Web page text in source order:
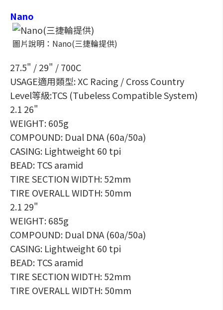
Nano
圖片說明：Nano(三捷輪提供)
27.5" / 29" / 700C
USAGE適用類型: XC Racing / Cross Country
Level等級:TCS (Tubeless Compatible System)
2.1 26"
WEIGHT: 605g
COMPOUND: Dual DNA (60a/50a)
CASING: Lightweight 60 tpi
BEAD: TCS aramid
TIRE SECTION WIDTH: 52mm
TIRE OVERALL WIDTH: 50mm
2.1 29"
WEIGHT: 685g
COMPOUND: Dual DNA (60a/50a)
CASING: Lightweight 60 tpi
BEAD: TCS aramid
TIRE SECTION WIDTH: 52mm
TIRE OVERALL WIDTH: 50mm